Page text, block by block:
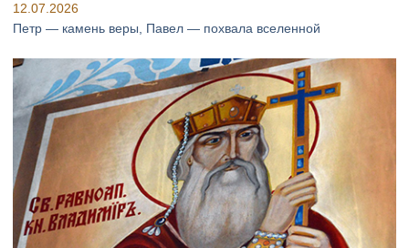
12.07.2026
Петр — камень веры, Павел — похвала вселенной